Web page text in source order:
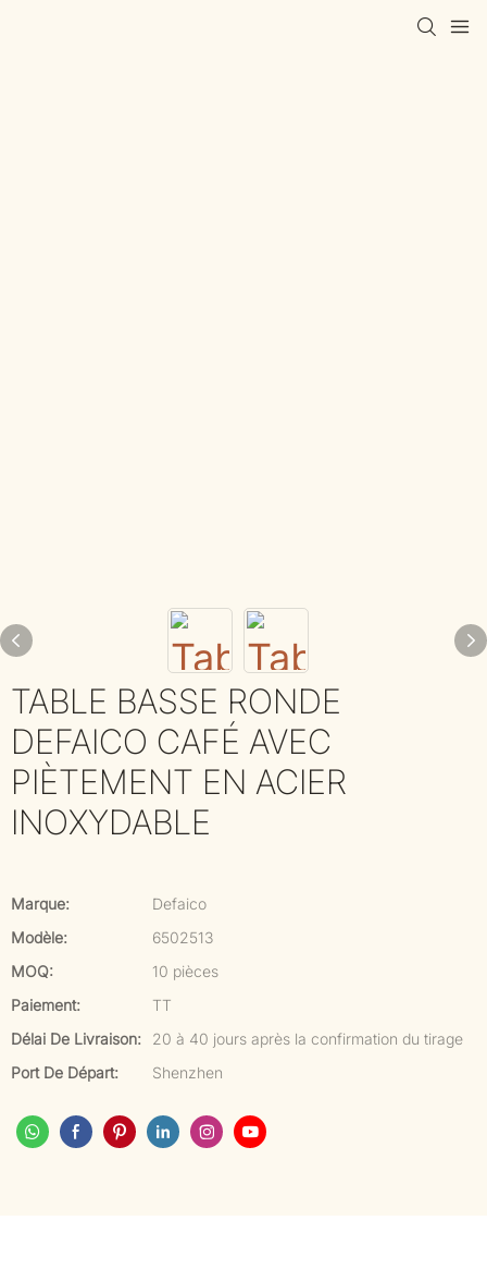
TABLE BASSE RONDE
DEFAICO CAFÉ AVEC
PIÈTEMENT EN ACIER
INOXYDABLE
Marque:
Defaico
Modèle:
6502513
MOQ:
10 pièces
Paiement:
TT
Délai De Livraison:
20 à 40 jours après la confirmation du tirage
Port De Départ:
Shenzhen